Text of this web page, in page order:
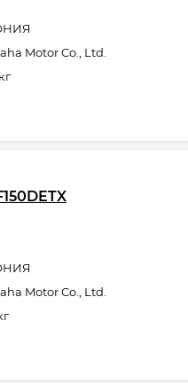
Motor Co., Ltd.
Motor Co., Ltd.